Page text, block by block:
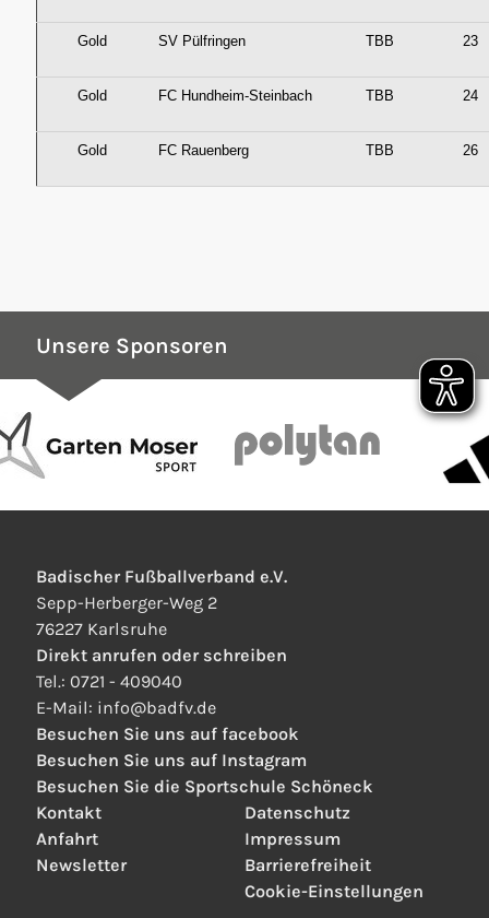
Gold SV Pülfringen TBB 23
Gold FC Hundheim-Steinbach TBB 24
Gold FC Rauenberg TBB 26
Unsere Sponsoren
Badischer Fußballverband e.V.
Sepp-Herberger-Weg 2
76227 Karlsruhe
Direkt anrufen oder schreiben
Tel.: 0721 - 409040
E-Mail: info@badfv.de
Besuchen Sie uns auf facebook
Besuchen Sie uns auf Instagram
Besuchen Sie die Sportschule Schöneck
Kontakt
Anfahrt
Newsletter
Datenschutz
Impressum
Barrierefreiheit
Cookie-Einstellungen